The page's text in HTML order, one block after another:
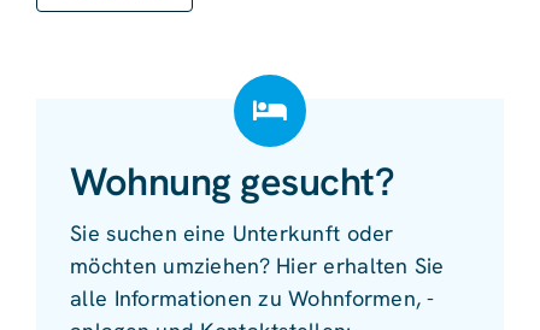
Wohnung gesucht?
Sie suchen eine Unterkunft oder
möchten umziehen? Hier erhalten Sie
alle Informationen zu Wohnformen, -